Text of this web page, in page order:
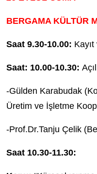
BERGAMA KÜLTÜR
Saat 9.30-10.00:
Saat: 10.00-10.30:
-Gülden Karabudak
Üretim ve İşletme
-Prof.Dr.Tanju Çelik
Saat 10.30-11.30: